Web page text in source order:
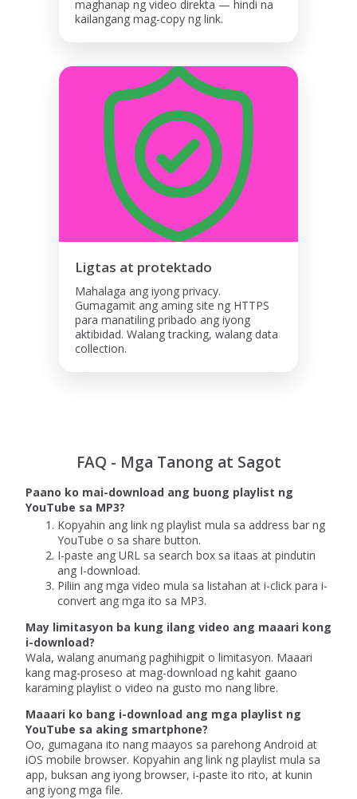
maghanap ng video direkta — hindi na
kailangang mag-copy ng link.
Ligtas at protektado
Mahalaga ang iyong privacy.
Gumagamit ang aming site ng HTTPS
para manatiling pribado ang iyong
aktibidad. Walang tracking, walang data
collection.
FAQ - Mga Tanong at Sagot
Paano ko mai-download ang buong playlist ng
YouTube sa MP3?
Kopyahin ang link ng playlist mula sa address bar ng
YouTube o sa share button.
I-paste ang URL sa search box sa itaas at pindutin
ang I-download.
Piliin ang mga video mula sa listahan at i-click para i-
convert ang mga ito sa MP3.
May limitasyon ba kung ilang video ang maaari kong
i-download?
Wala, walang anumang paghihigpit o limitasyon. Maaari
kang mag-proseso at mag-download ng kahit gaano
karaming playlist o video na gusto mo nang libre.
Maaari ko bang i-download ang mga playlist ng
YouTube sa aking smartphone?
Oo, gumagana ito nang maayos sa parehong Android at
iOS mobile browser. Kopyahin ang link ng playlist mula sa
app, buksan ang iyong browser, i-paste ito rito, at kunin
ang iyong mga file.